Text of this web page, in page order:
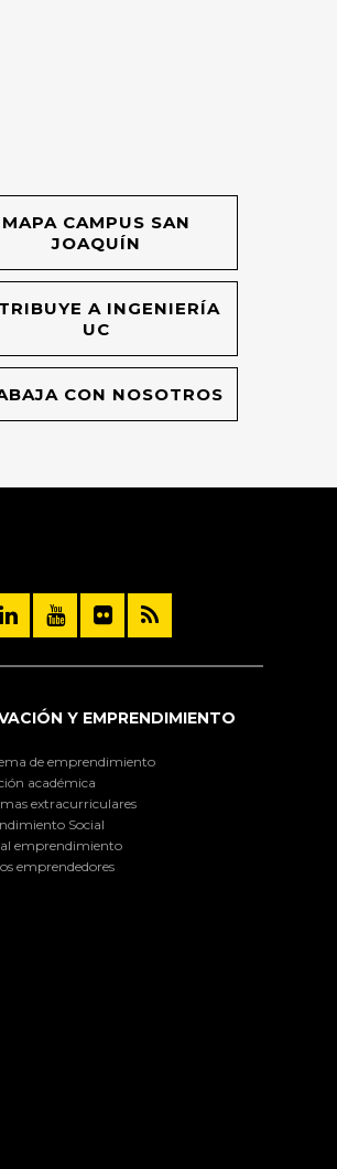
MAPA CAMPUS SAN
JOAQUÍN
A INGENIERÍA
UC
CON NOSOTROS
Y EMPRENDIMIENTO
de emprendimiento
académica
extracurriculares
Social
emprendimiento
emprendedores